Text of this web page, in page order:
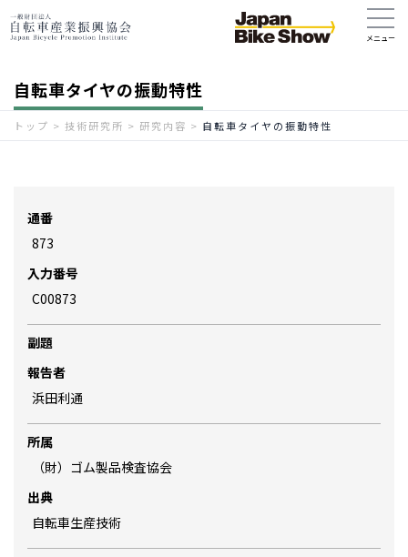
自転車タイヤの振動特性
トップ > 技術研究所 > 研究内容 > 自転車タイヤの振動特性
通番
873
入力番号
C00873
副題
報告者
浜田利通
所属
（財）ゴム製品検査協会
出典
自転車生産技術